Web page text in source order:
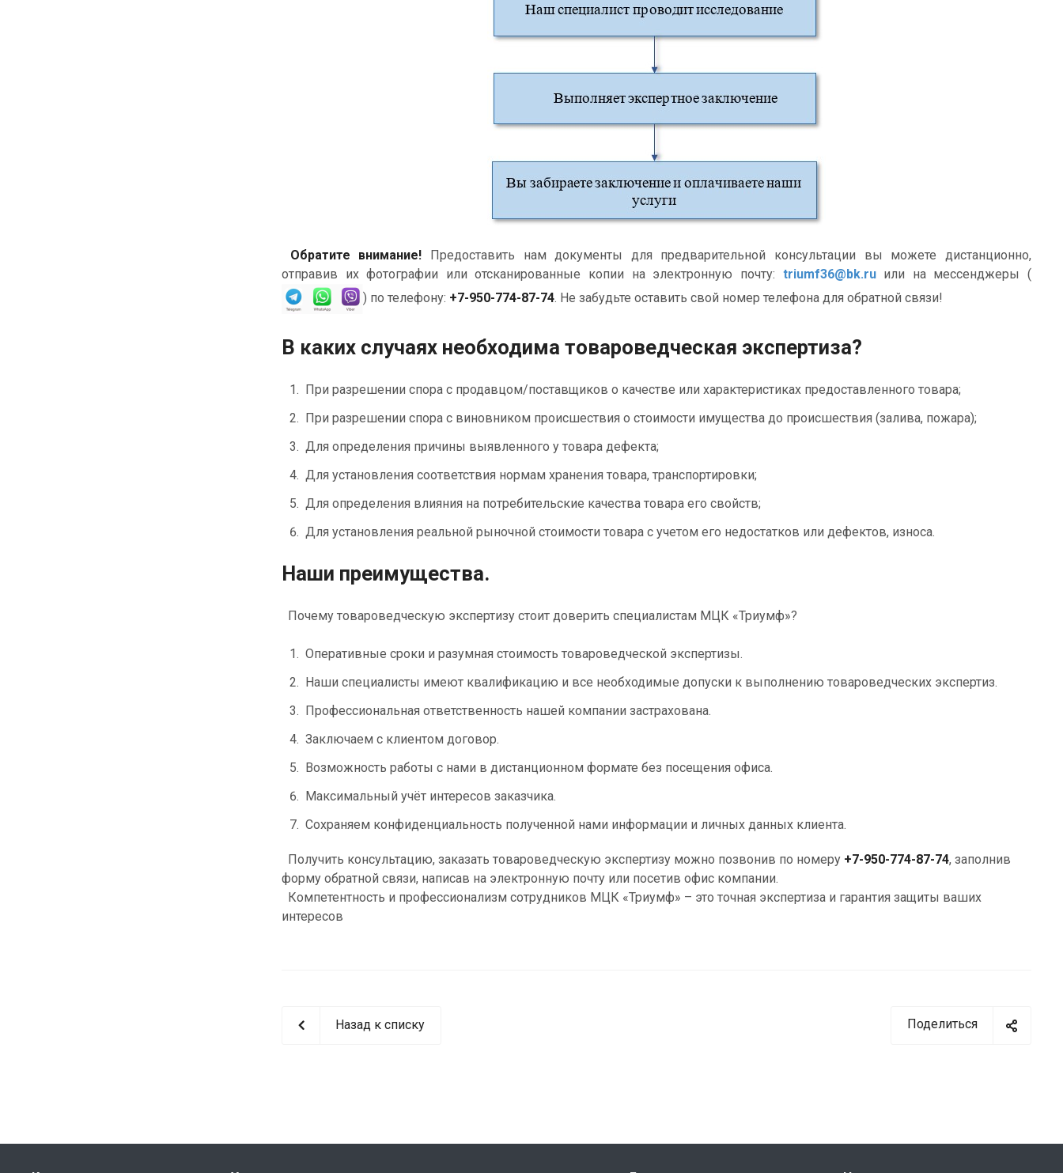
Обратите внимание! Предоставить нам документы для предварительной консультации вы можете дистанционно,
отправив их фотографии или отсканированные копии на электронную почту: triumf36@bk.ruили на мессенджеры (
) по телефону: +7-950-774-87-74. Не забудьте оставить свой номер телефона для обратной связи!
В каких случаях необходима товароведческая экспертиза?
При разрешении спора с продавцом/поставщиков о качестве или характеристиках предоставленного товара;
При разрешении спора с виновником происшествия о стоимости имущества до происшествия (залива, пожара);
Для определения причины выявленного у товара дефекта;
Для установления соответствия нормам хранения товара, транспортировки;
Для определения влияния на потребительские качества товара его свойств;
Для установления реальной рыночной стоимости товара с учетом его недостатков или дефектов, износа.
Наши преимущества.
Почему товароведческую экспертизу стоит доверить специалистам МЦК «Триумф»?
Оперативные сроки и разумная стоимость товароведческой экспертизы.
Наши специалисты имеют квалификацию и все необходимые допуски к выполнению товароведческих экспертиз.
Профессиональная ответственность нашей компании застрахована.
Заключаем с клиентом договор.
Возможность работы с нами в дистанционном формате без посещения офиса.
Максимальный учёт интересов заказчика.
Сохраняем конфиденциальность полученной нами информации и личных данных клиента.
Получить консультацию, заказать товароведческую экспертизу можно позвонив по номеру +7-950-774-87-74, заполнив
форму обратной связи, написав на электронную почту или посетив офис компании.
Компетентность и профессионализм сотрудников МЦК «Триумф» – это точная экспертиза и гарантия защиты ваших
интересов
Поделиться
Назад к списку